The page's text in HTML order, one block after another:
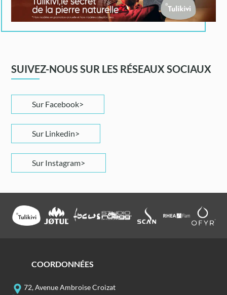
SUIVEZ-NOUS SUR LES RÉSEAUX SOCIAUX
Sur Facebook
Sur Linkedin
Sur Instagram
COORDONNÉES
72, Avenue Ambroise Croizat